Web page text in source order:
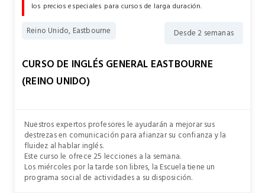
los precios especiales para cursos de larga duración.
Reino Unido, Eastbourne Desde 2 semanas
CURSO DE INGLÉS GENERAL EASTBOURNE
(REINO UNIDO)
Nuestros expertos profesores le ayudarán a mejorar sus
destrezas en comunicación para afianzar su confianza y la
fluidez al hablar inglés.
Este curso le ofrece 25 lecciones a la semana.
Los miércoles por la tarde son libres, la Escuela tiene un
programa social de actividades a su disposición.